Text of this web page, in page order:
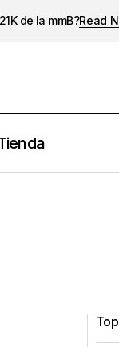
de la mmB?Read